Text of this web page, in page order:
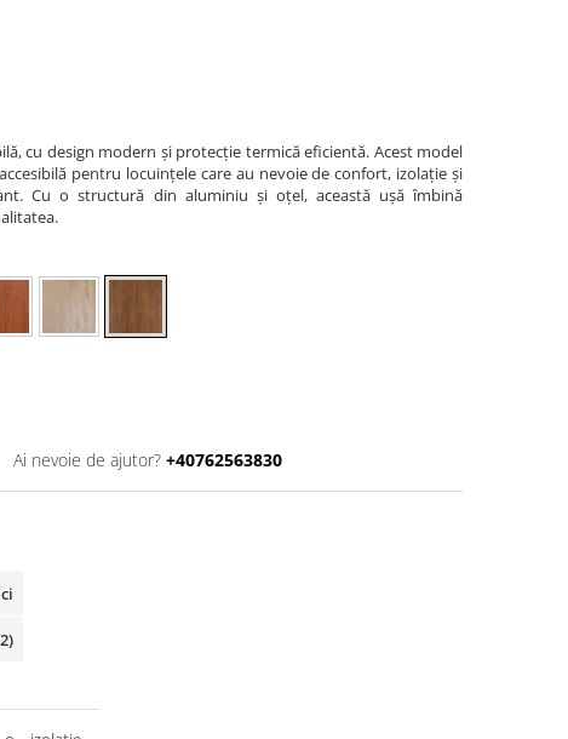
cu design modern și protecție termică eficientă. Acest model
pentru locuințele care au nevoie de confort, izolație și
Cu o structură din aluminiu și oțel, această ușă îmbină
Ai nevoie de ajutor? +40762563830